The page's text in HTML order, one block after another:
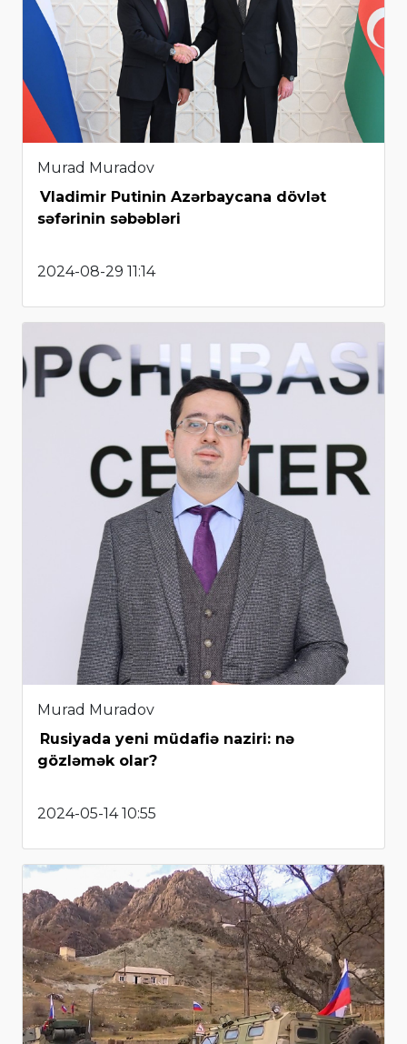
Murad Muradov
Vladimir Putinin Azərbaycana dövlət
səfərinin səbəbləri
2024-08-29 11:14
Murad Muradov
Rusiyada yeni müdafiə naziri: nə
gözləmək olar?
2024-05-14 10:55